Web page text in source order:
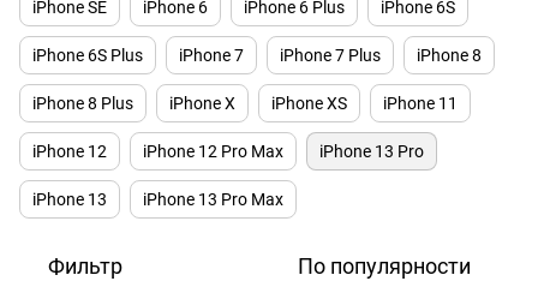
iPhone SE iPhone 6 iPhone 6 Plus iPhone 6S
iPhone 6S Plus iPhone 7 iPhone 7 Plus iPhone 8
iPhone 8 Plus iPhone X iPhone XS iPhone 11
iPhone 12 iPhone 12 Pro Max iPhone 13 Pro
iPhone 13 iPhone 13 Pro Max
Фильтр По популярности